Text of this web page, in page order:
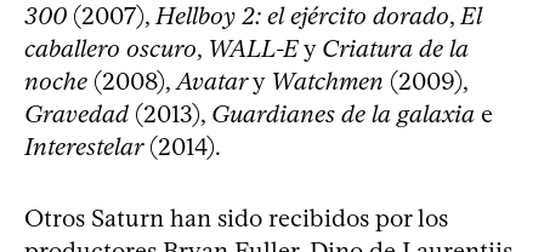
300 (2007),Hellboy 2: el ejército dorado,El
caballero oscuro, WALL-Ey Criatura de la
noche (2008),Avatary Watchmen (2009),
Gravedad (2013), Guardianes de la galaxia e
Interestelar(2014).
Otros Saturn han sido recibidos por los